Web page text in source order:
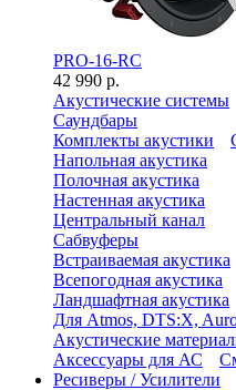
PRO-16-RC
42 990 р.
Акустические системы
Саундбары
Комплекты акустики
Напольная акустика
Полочная акустика
Настенная акустика
Центральный канал
Сабвуферы
Встраиваемая акустика
Всепогодная акустика
Ландшафтная акустика
Для Atmos, DTS:X,
Акустические
Аксессуары для АС
Ресиверы / Усилители